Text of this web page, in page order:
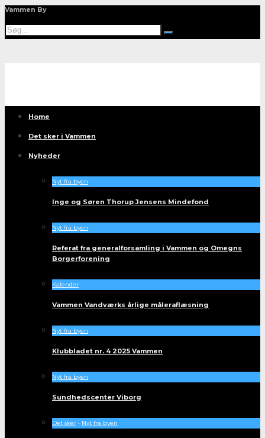
Vammen By
Home
Det sker i Vammen
Nyheder
Nyt fra byen
Inge og Søren Thorup Jensens Mindefond
Nyt fra byen
Referat fra generalforsamling i Vammen og Omegns
Borgerforening
Kalender
Vammen Vandværks årlige måleraflæsning
Nyt fra byen
Klubbladet nr. 4 2025 Vammen
Nyt fra byen
Sundhedscenter Viborg
Det sker • Nyt fra byen